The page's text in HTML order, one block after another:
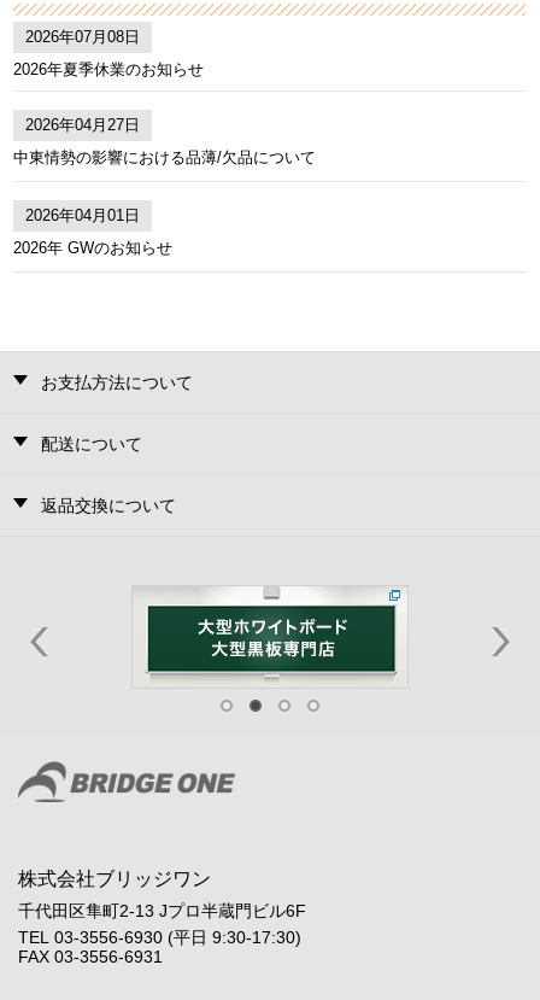
2026年07月08日
2026年夏季休業のお知らせ
2026年04月27日
中東情勢の影響における品薄/欠品について
2026年04月01日
2026年 GWのお知らせ
お支払方法について
配送について
返品交換について
株式会社ブリッジワン
千代田区隼町2-13 Jプロ半蔵門ビル6F
TEL 03-3556-6930 (平日 9:30-17:30)
FAX 03-3556-6931